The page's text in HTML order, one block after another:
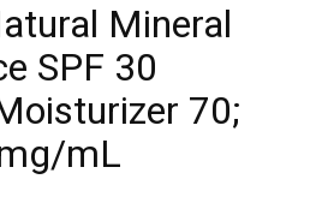
Mineral
SPF 30
70;
mL